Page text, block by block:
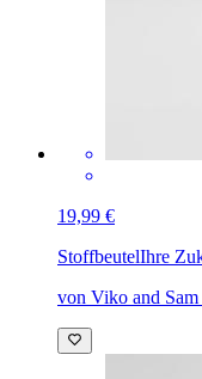
19,99 €
StoffbeutelIhre
von Viko and Sam